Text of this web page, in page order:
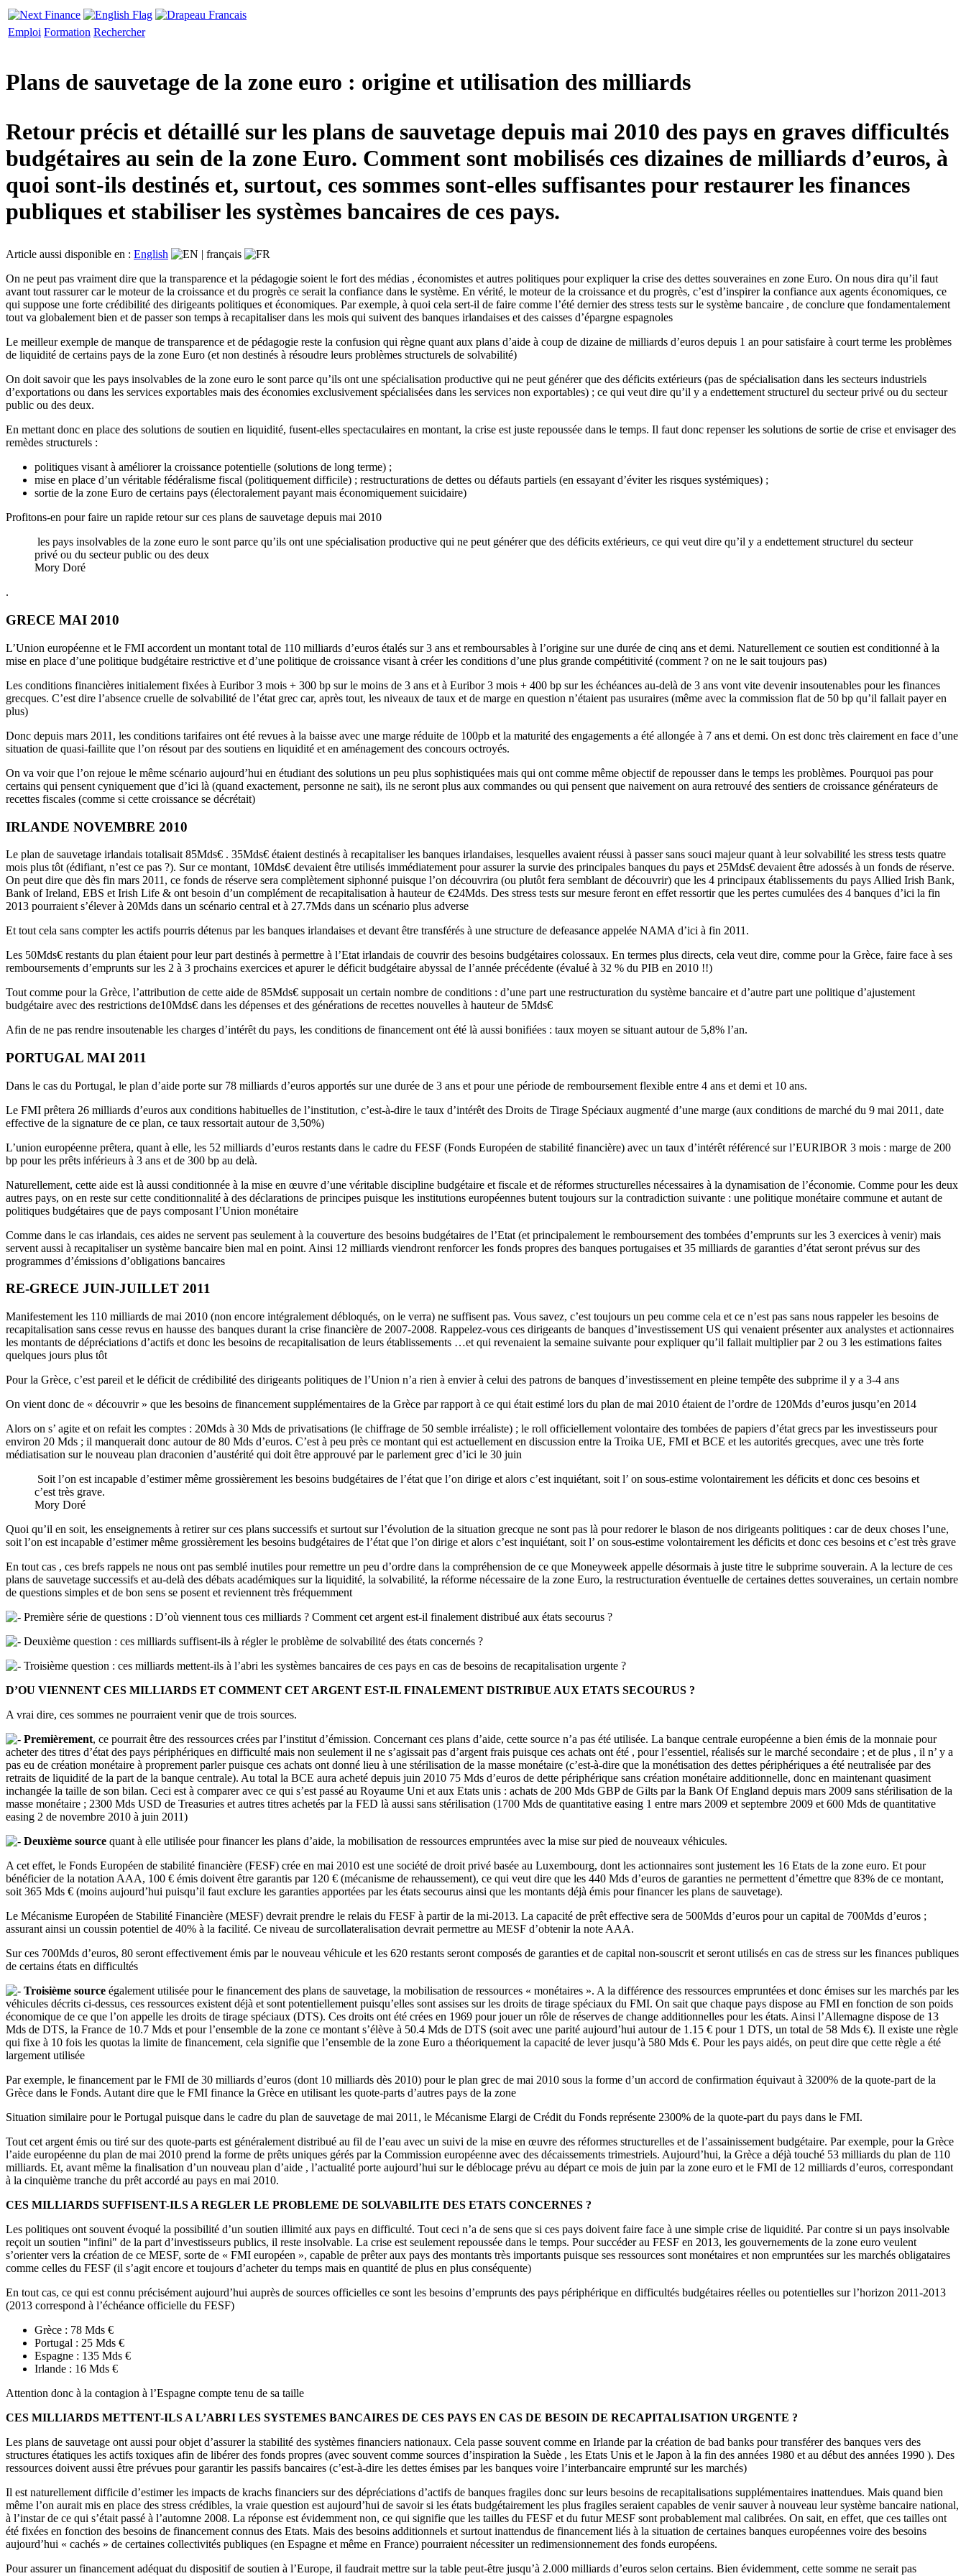
Emploi Formation Rechercher
Plans de sauvetage de la zone euro : origine et utilisation des milliards
Retour précis et détaillé sur les plans de sauvetage depuis mai 2010 des pays en graves difficultés
budgétaires au sein de la zone Euro. Comment sont mobilisés ces dizaines de milliards d’euros, à
quoi sont-ils destinés et, surtout, ces sommes sont-elles suffisantes pour restaurer les finances
publiques et stabiliser les systèmes bancaires de ces pays.
Article aussi disponible en : English | français
On ne peut pas vraiment dire que la transparence et la pédagogie soient le fort des médias , économistes et autres politiques pour expliquer la crise des dettes souveraines en zone Euro. On nous dira qu’il faut
avant tout rassurer car le moteur de la croissance et du progrès ce serait la confiance dans le système. En vérité, le moteur de la croissance et du progrès, c’est d’inspirer la confiance aux agents économiques, ce
qui suppose une forte crédibilité des dirigeants politiques et économiques. Par exemple, à quoi cela sert-il de faire comme l’été dernier des stress tests sur le système bancaire , de conclure que fondamentalement
tout va globalement bien et de passer son temps à recapitaliser dans les mois qui suivent des banques irlandaises et des caisses d’épargne espagnoles
Le meilleur exemple de manque de transparence et de pédagogie reste la confusion qui règne quant aux plans d’aide à coup de dizaine de milliards d’euros depuis 1 an pour satisfaire à court terme les problèmes
de liquidité de certains pays de la zone Euro (et non destinés à résoudre leurs problèmes structurels de solvabilité)
On doit savoir que les pays insolvables de la zone euro le sont parce qu’ils ont une spécialisation productive qui ne peut générer que des déficits extérieurs (pas de spécialisation dans les secteurs industriels
d’exportations ou dans les services exportables mais des économies exclusivement spécialisées dans les services non exportables) ; ce qui veut dire qu’il y a endettement structurel du secteur privé ou du secteur
public ou des deux.
En mettant donc en place des solutions de soutien en liquidité, fusent-elles spectaculaires en montant, la crise est juste repoussée dans le temps. Il faut donc repenser les solutions de sortie de crise et envisager des
remèdes structurels :
politiques visant à améliorer la croissance potentielle (solutions de long terme) ;
mise en place d’un véritable fédéralisme fiscal (politiquement difficile) ; restructurations de dettes ou défauts partiels (en essayant d’éviter les risques systémiques) ;
sortie de la zone Euro de certains pays (électoralement payant mais économiquement suicidaire)
Profitons-en pour faire un rapide retour sur ces plans de sauvetage depuis mai 2010
les pays insolvables de la zone euro le sont parce qu’ils ont une spécialisation productive qui ne peut générer que des déficits extérieurs, ce qui veut dire qu’il y a endettement structurel du secteur
privé ou du secteur public ou des deux
Mory Doré
.
GRECE MAI 2010
L’Union européenne et le FMI accordent un montant total de 110 milliards d’euros étalés sur 3 ans et remboursables à l’origine sur une durée de cinq ans et demi. Naturellement ce soutien est conditionné à la
mise en place d’une politique budgétaire restrictive et d’une politique de croissance visant à créer les conditions d’une plus grande compétitivité (comment ? on ne le sait toujours pas)
Les conditions financières initialement fixées à Euribor 3 mois + 300 bp sur le moins de 3 ans et à Euribor 3 mois + 400 bp sur les échéances au-delà de 3 ans vont vite devenir insoutenables pour les finances
grecques. C’est dire l’absence cruelle de solvabilité de l’état grec car, après tout, les niveaux de taux et de marge en question n’étaient pas usuraires (même avec la commission flat de 50 bp qu’il fallait payer en
plus)
Donc depuis mars 2011, les conditions tarifaires ont été revues à la baisse avec une marge réduite de 100pb et la maturité des engagements a été allongée à 7 ans et demi. On est donc très clairement en face d’une
situation de quasi-faillite que l’on résout par des soutiens en liquidité et en aménagement des concours octroyés.
On va voir que l’on rejoue le même scénario aujourd’hui en étudiant des solutions un peu plus sophistiquées mais qui ont comme même objectif de repousser dans le temps les problèmes. Pourquoi pas pour
certains qui pensent cyniquement que d’ici là (quand exactement, personne ne sait), ils ne seront plus aux commandes ou qui pensent que naivement on aura retrouvé des sentiers de croissance générateurs de
recettes fiscales (comme si cette croissance se décrétait)
IRLANDE NOVEMBRE 2010
Le plan de sauvetage irlandais totalisait 85Mds€ . 35Mds€ étaient destinés à recapitaliser les banques irlandaises, lesquelles avaient réussi à passer sans souci majeur quant à leur solvabilité les stress tests quatre
mois plus tôt (édifiant, n’est ce pas ?). Sur ce montant, 10Mds€ devaient être utilisés immédiatement pour assurer la survie des principales banques du pays et 25Mds€ devaient être adossés à un fonds de réserve.
On peut dire que dès fin mars 2011, ce fonds de réserve sera complètement siphonné puisque l’on découvrira (ou plutôt fera semblant de découvrir) que les 4 principaux établissements du pays Allied Irish Bank,
Bank of Ireland, EBS et Irish Life & ont besoin d’un complément de recapitalisation à hauteur de €24Mds. Des stress tests sur mesure feront en effet ressortir que les pertes cumulées des 4 banques d’ici la fin
2013 pourraient s’élever à 20Mds dans un scénario central et à 27.7Mds dans un scénario plus adverse
Et tout cela sans compter les actifs pourris détenus par les banques irlandaises et devant être transférés à une structure de defeasance appelée NAMA d’ici à fin 2011.
Les 50Mds€ restants du plan étaient pour leur part destinés à permettre à l’Etat irlandais de couvrir des besoins budgétaires colossaux. En termes plus directs, cela veut dire, comme pour la Grèce, faire face à ses
remboursements d’emprunts sur les 2 à 3 prochains exercices et apurer le déficit budgétaire abyssal de l’année précédente (évalué à 32 % du PIB en 2010 !!)
Tout comme pour la Grèce, l’attribution de cette aide de 85Mds€ supposait un certain nombre de conditions : d’une part une restructuration du système bancaire et d’autre part une politique d’ajustement
budgétaire avec des restrictions de10Mds€ dans les dépenses et des générations de recettes nouvelles à hauteur de 5Mds€
Afin de ne pas rendre insoutenable les charges d’intérêt du pays, les conditions de financement ont été là aussi bonifiées : taux moyen se situant autour de 5,8% l’an.
PORTUGAL MAI 2011
Dans le cas du Portugal, le plan d’aide porte sur 78 milliards d’euros apportés sur une durée de 3 ans et pour une période de remboursement flexible entre 4 ans et demi et 10 ans.
Le FMI prêtera 26 milliards d’euros aux conditions habituelles de l’institution, c’est-à-dire le taux d’intérêt des Droits de Tirage Spéciaux augmenté d’une marge (aux conditions de marché du 9 mai 2011, date
effective de la signature de ce plan, ce taux ressortait autour de 3,50%)
L’union européenne prêtera, quant à elle, les 52 milliards d’euros restants dans le cadre du FESF (Fonds Européen de stabilité financière) avec un taux d’intérêt référencé sur l’EURIBOR 3 mois : marge de 200
bp pour les prêts inférieurs à 3 ans et de 300 bp au delà.
Naturellement, cette aide est là aussi conditionnée à la mise en œuvre d’une véritable discipline budgétaire et fiscale et de réformes structurelles nécessaires à la dynamisation de l’économie. Comme pour les deux
autres pays, on en reste sur cette conditionnalité à des déclarations de principes puisque les institutions européennes butent toujours sur la contradiction suivante : une politique monétaire commune et autant de
politiques budgétaires que de pays composant l’Union monétaire
Comme dans le cas irlandais, ces aides ne servent pas seulement à la couverture des besoins budgétaires de l’Etat (et principalement le remboursement des tombées d’emprunts sur les 3 exercices à venir) mais
servent aussi à recapitaliser un système bancaire bien mal en point. Ainsi 12 milliards viendront renforcer les fonds propres des banques portugaises et 35 milliards de garanties d’état seront prévus sur des
programmes d’émissions d’obligations bancaires
RE-GRECE JUIN-JUILLET 2011
Manifestement les 110 milliards de mai 2010 (non encore intégralement débloqués, on le verra) ne suffisent pas. Vous savez, c’est toujours un peu comme cela et ce n’est pas sans nous rappeler les besoins de
recapitalisation sans cesse revus en hausse des banques durant la crise financière de 2007-2008. Rappelez-vous ces dirigeants de banques d’investissement US qui venaient présenter aux analystes et actionnaires
les montants de dépréciations d’actifs et donc les besoins de recapitalisation de leurs établissements …et qui revenaient la semaine suivante pour expliquer qu’il fallait multiplier par 2 ou 3 les estimations faites
quelques jours plus tôt
Pour la Grèce, c’est pareil et le déficit de crédibilité des dirigeants politiques de l’Union n’a rien à envier à celui des patrons de banques d’investissement en pleine tempête des subprime il y a 3-4 ans
On vient donc de « découvrir » que les besoins de financement supplémentaires de la Grèce par rapport à ce qui était estimé lors du plan de mai 2010 étaient de l’ordre de 120Mds d’euros jusqu’en 2014
Alors on s’ agite et on refait les comptes : 20Mds à 30 Mds de privatisations (le chiffrage de 50 semble irréaliste) ; le roll officiellement volontaire des tombées de papiers d’état grecs par les investisseurs pour
environ 20 Mds ; il manquerait donc autour de 80 Mds d’euros. C’est à peu près ce montant qui est actuellement en discussion entre la Troika UE, FMI et BCE et les autorités grecques, avec une très forte
médiatisation sur le nouveau plan draconien d’austérité qui doit être approuvé par le parlement grec d’ici le 30 juin
Soit l’on est incapable d’estimer même grossièrement les besoins budgétaires de l’état que l’on dirige et alors c’est inquiétant, soit l’ on sous-estime volontairement les déficits et donc ces besoins et
c’est très grave.
Mory Doré
Quoi qu’il en soit, les enseignements à retirer sur ces plans successifs et surtout sur l’évolution de la situation grecque ne sont pas là pour redorer le blason de nos dirigeants politiques : car de deux choses l’une,
soit l’on est incapable d’estimer même grossièrement les besoins budgétaires de l’état que l’on dirige et alors c’est inquiétant, soit l’ on sous-estime volontairement les déficits et donc ces besoins et c’est très grave
En tout cas , ces brefs rappels ne nous ont pas semblé inutiles pour remettre un peu d’ordre dans la compréhension de ce que Moneyweek appelle désormais à juste titre le subprime souverain. A la lecture de ces
plans de sauvetage successifs et au-delà des débats académiques sur la liquidité, la solvabilité, la réforme nécessaire de la zone Euro, la restructuration éventuelle de certaines dettes souveraines, un certain nombre
de questions simples et de bon sens se posent et reviennent très fréquemment
Première série de questions : D’où viennent tous ces milliards ? Comment cet argent est-il finalement distribué aux états secourus ?
Deuxième question : ces milliards suffisent-ils à régler le problème de solvabilité des états concernés ?
Troisième question : ces milliards mettent-ils à l’abri les systèmes bancaires de ces pays en cas de besoins de recapitalisation urgente ?
D’OU VIENNENT CES MILLIARDS ET COMMENT CET ARGENT EST-IL FINALEMENT DISTRIBUE AUX ETATS SECOURUS ?
A vrai dire, ces sommes ne pourraient venir que de trois sources.
Premièrement, ce pourrait être des ressources crées par l’institut d’émission. Concernant ces plans d’aide, cette source n’a pas été utilisée. La banque centrale européenne a bien émis de la monnaie pour
acheter des titres d’état des pays périphériques en difficulté mais non seulement il ne s’agissait pas d’argent frais puisque ces achats ont été , pour l’essentiel, réalisés sur le marché secondaire ; et de plus , il n’ y a
pas eu de création monétaire à proprement parler puisque ces achats ont donné lieu à une stérilisation de la masse monétaire (c’est-à-dire que la monétisation des dettes périphériques a été neutralisée par des
retraits de liquidité de la part de la banque centrale). Au total la BCE aura acheté depuis juin 2010 75 Mds d’euros de dette périphérique sans création monétaire additionnelle, donc en maintenant quasiment
inchangée la taille de son bilan. Ceci est à comparer avec ce qui s’est passé au Royaume Uni et aux Etats unis : achats de 200 Mds GBP de Gilts par la Bank Of England depuis mars 2009 sans stérilisation de la
masse monétaire ; 2300 Mds USD de Treasuries et autres titres achetés par la FED là aussi sans stérilisation (1700 Mds de quantitative easing 1 entre mars 2009 et septembre 2009 et 600 Mds de quantitative
easing 2 de novembre 2010 à juin 2011)
Deuxième source quant à elle utilisée pour financer les plans d’aide, la mobilisation de ressources empruntées avec la mise sur pied de nouveaux véhicules.
A cet effet, le Fonds Européen de stabilité financière (FESF) crée en mai 2010 est une société de droit privé basée au Luxembourg, dont les actionnaires sont justement les 16 Etats de la zone euro. Et pour
bénéficier de la notation AAA, 100 € émis doivent être garantis par 120 € (mécanisme de rehaussement), ce qui veut dire que les 440 Mds d’euros de garanties ne permettent d’émettre que 83% de ce montant,
soit 365 Mds € (moins aujourd’hui puisqu’il faut exclure les garanties apportées par les états secourus ainsi que les montants déjà émis pour financer les plans de sauvetage).
Le Mécanisme Européen de Stabilité Financière (MESF) devrait prendre le relais du FESF à partir de la mi-2013. La capacité de prêt effective sera de 500Mds d’euros pour un capital de 700Mds d’euros ;
assurant ainsi un coussin potentiel de 40% à la facilité. Ce niveau de surcollateralisation devrait permettre au MESF d’obtenir la note AAA.
Sur ces 700Mds d’euros, 80 seront effectivement émis par le nouveau véhicule et les 620 restants seront composés de garanties et de capital non-souscrit et seront utilisés en cas de stress sur les finances publiques
de certains états en difficultés
Troisième source également utilisée pour le financement des plans de sauvetage, la mobilisation de ressources « monétaires ». A la différence des ressources empruntées et donc émises sur les marchés par les
véhicules décrits ci-dessus, ces ressources existent déjà et sont potentiellement puisqu’elles sont assises sur les droits de tirage spéciaux du FMI. On sait que chaque pays dispose au FMI en fonction de son poids
économique de ce que l’on appelle les droits de tirage spéciaux (DTS). Ces droits ont été crées en 1969 pour jouer un rôle de réserves de change additionnelles pour les états. Ainsi l’Allemagne dispose de 13
Mds de DTS, la France de 10.7 Mds et pour l’ensemble de la zone ce montant s’élève à 50.4 Mds de DTS (soit avec une parité aujourd’hui autour de 1.15 € pour 1 DTS, un total de 58 Mds €). Il existe une règle
qui fixe à 10 fois les quotas la limite de financement, cela signifie que l’ensemble de la zone Euro a théoriquement la capacité de lever jusqu’à 580 Mds €. Pour les pays aidés, on peut dire que cette règle a été
largement utilisée
Par exemple, le financement par le FMI de 30 milliards d’euros (dont 10 milliards dès 2010) pour le plan grec de mai 2010 sous la forme d’un accord de confirmation équivaut à 3200% de la quote-part de la
Grèce dans le Fonds. Autant dire que le FMI finance la Grèce en utilisant les quote-parts d’autres pays de la zone
Situation similaire pour le Portugal puisque dans le cadre du plan de sauvetage de mai 2011, le Mécanisme Elargi de Crédit du Fonds représente 2300% de la quote-part du pays dans le FMI.
Tout cet argent émis ou tiré sur des quote-parts est généralement distribué au fil de l’eau avec un suivi de la mise en œuvre des réformes structurelles et de l’assainissement budgétaire. Par exemple, pour la Grèce
l’aide européenne du plan de mai 2010 prend la forme de prêts uniques gérés par la Commission européenne avec des décaissements trimestriels. Aujourd’hui, la Grèce a déjà touché 53 milliards du plan de 110
milliards. Et, avant même la finalisation d’un nouveau plan d’aide , l’actualité porte aujourd’hui sur le déblocage prévu au départ ce mois de juin par la zone euro et le FMI de 12 milliards d’euros, correspondant
à la cinquième tranche du prêt accordé au pays en mai 2010.
CES MILLIARDS SUFFISENT-ILS A REGLER LE PROBLEME DE SOLVABILITE DES ETATS CONCERNES ?
Les politiques ont souvent évoqué la possibilité d’un soutien illimité aux pays en difficulté. Tout ceci n’a de sens que si ces pays doivent faire face à une simple crise de liquidité. Par contre si un pays insolvable
reçoit un soutien "infini" de la part d’investisseurs publics, il reste insolvable. La crise est seulement repoussée dans le temps. Pour succéder au FESF en 2013, les gouvernements de la zone euro veulent
s’orienter vers la création de ce MESF, sorte de « FMI européen », capable de prêter aux pays des montants très importants puisque ses ressources sont monétaires et non empruntées sur les marchés obligataires
comme celles du FESF (il s’agit encore et toujours d’acheter du temps mais en quantité de plus en plus conséquente)
En tout cas, ce qui est connu précisément aujourd’hui auprès de sources officielles ce sont les besoins d’emprunts des pays périphérique en difficultés budgétaires réelles ou potentielles sur l’horizon 2011-2013
(2013 correspond à l’échéance officielle du FESF)
Grèce : 78 Mds €
Portugal : 25 Mds €
Espagne : 135 Mds €
Irlande : 16 Mds €
Attention donc à la contagion à l’Espagne compte tenu de sa taille
CES MILLIARDS METTENT-ILS A L’ABRI LES SYSTEMES BANCAIRES DE CES PAYS EN CAS DE BESOIN DE RECAPITALISATION URGENTE ?
Les plans de sauvetage ont aussi pour objet d’assurer la stabilité des systèmes financiers nationaux. Cela passe souvent comme en Irlande par la création de bad banks pour transférer des banques vers des
structures étatiques les actifs toxiques afin de libérer des fonds propres (avec souvent comme sources d’inspiration la Suède , les Etats Unis et le Japon à la fin des années 1980 et au début des années 1990 ). Des
ressources doivent aussi être prévues pour garantir les passifs bancaires (c’est-à-dire les dettes émises par les banques voire l’interbancaire emprunté sur les marchés)
Il est naturellement difficile d’estimer les impacts de krachs financiers sur des dépréciations d’actifs de banques fragiles donc sur leurs besoins de recapitalisations supplémentaires inattendues. Mais quand bien
même l’on aurait mis en place des stress crédibles, la vraie question est aujourd’hui de savoir si les états budgétairement les plus fragiles seraient capables de venir sauver à nouveau leur système bancaire national,
à l’instar de ce qui s’était passé à l’automne 2008. La réponse est évidemment non, ce qui signifie que les tailles du FESF et du futur MESF sont probablement mal calibrées. On sait, en effet, que ces tailles ont
été fixées en fonction des besoins de financement connus des Etats. Mais des besoins additionnels et surtout inattendus de financement liés à la situation de certaines banques européennes voire des besoins
aujourd’hui « cachés » de certaines collectivités publiques (en Espagne et même en France) pourraient nécessiter un redimensionnement des fonds européens.
Pour assurer un financement adéquat du dispositif de soutien à l’Europe, il faudrait mettre sur la table peut-être jusqu’à 2.000 milliards d’euros selon certains. Bien évidemment, cette somme ne serait pas